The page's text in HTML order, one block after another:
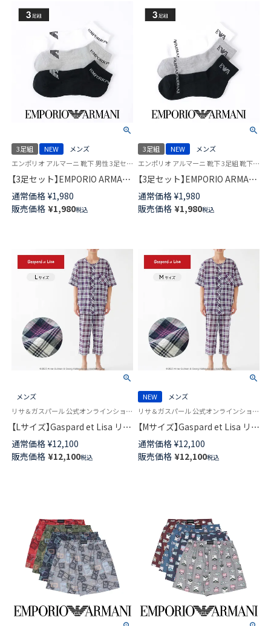
3足組 NEW
メンズ
エンポリオ アルマーニ 靴下 男性 3足セット EA
【3足セット】EMPORIO ARMANI
EAロゴ スニーカー丈 足底パイ
ル アーチサポート カジュアル
ソックス メンズ 92342723
通常価格 ¥1,980
販売価格 ¥1,980税込
3足組 NEW
メンズ
エンポリオ アルマーニ 靴下 3足組 靴下 男性
【3足セット】EMPORIO ARMANI
EAロゴ ショート丈 足底パイル
アーチサポート EA カジュアル
ソックス メンズ 92342722
通常価格 ¥1,980
販売価格 ¥1,980税込
メンズ
リサ＆ガスパール 公式オンラインショップ 紳士 パジャマ
【Lサイズ】Gaspard et Lisa リサ
とガスパール 軽くて柔らかい
薄手 パジャマ 前開き 5分袖 7分
丈パンツ 2人のサマープラン柄
通常価格 ¥12,100
販売価格 ¥12,100税込
NEW
メンズ
リサ＆ガスパール 公式オンラインショップ 紳士 パジャマ
【Mサイズ】Gaspard et Lisa リサ
とガスパール 軽くて柔らかい
薄手 パジャマ 前開き 5分袖 7分
丈パンツ 2人のサマープラン柄
通常価格 ¥12,100
販売価格 ¥12,100税込